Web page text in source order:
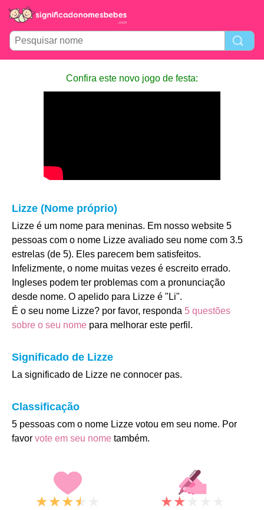
Confira este novo jogo de festa:
Lizze (Nome próprio)
Lizze é um nome para meninas. Em nosso website 5
pessoas com o nome Lizze avaliado seu nome com 3.5
estrelas (de 5). Eles parecem bem satisfeitos.
Infelizmente, o nome muitas vezes é escreito errado.
Ingleses podem ter problemas com a pronunciação
desde nome. O apelido para Lizze é "Li".
É o seu nome Lizze? por favor, responda 5 questões
sobre o seu nome para melhorar este perfil.
Significado de Lizze
La significado de Lizze ne connocer pas.
Classificação
5 pessoas com o nome Lizze votou em seu nome. Por
favor vote em seu nome também.
★★★★ ★★